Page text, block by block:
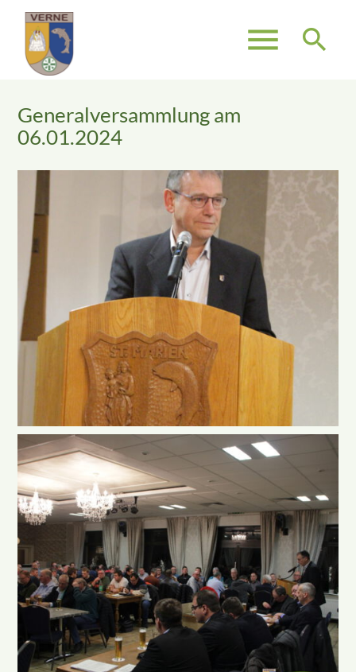
menu search
Suchbegriffe
Generalversammlung am
06.01.2024